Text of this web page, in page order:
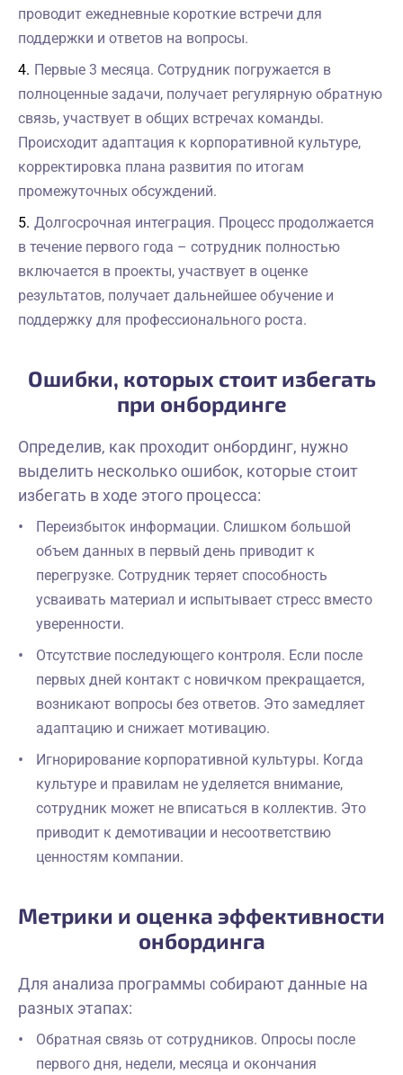
проводит ежедневные короткие встречи для
поддержки и ответов на вопросы.
Первые 3 месяца. Сотрудник погружается в
полноценные задачи, получает регулярную обратную
связь, участвует в общих встречах команды.
Происходит адаптация к корпоративной культуре,
корректировка плана развития по итогам
промежуточных обсуждений.
Долгосрочная интеграция. Процесс продолжается
в течение первого года – сотрудник полностью
включается в проекты, участвует в оценке
результатов, получает дальнейшее обучение и
поддержку для профессионального роста.
Ошибки, которых стоит избегать
при онбординге
Определив, как проходит онбординг, нужно
выделить несколько ошибок, которые стоит
избегать в ходе этого процесса:
Переизбыток информации. Слишком большой
объем данных в первый день приводит к
перегрузке. Сотрудник теряет способность
усваивать материал и испытывает стресс вместо
уверенности.
Отсутствие последующего контроля. Если после
первых дней контакт с новичком прекращается,
возникают вопросы без ответов. Это замедляет
адаптацию и снижает мотивацию.
Игнорирование корпоративной культуры. Когда
культуре и правилам не уделяется внимание,
сотрудник может не вписаться в коллектив. Это
приводит к демотивации и несоответствию
ценностям компании.
Метрики и оценка эффективности
онбординга
Для анализа программы собирают данные на
разных этапах:
Обратная связь от сотрудников. Опросы после
первого дня, недели, месяца и окончания